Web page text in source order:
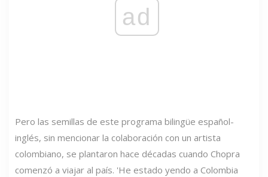
ad
Pero las semillas de este programa bilingüe español-
inglés, sin mencionar la colaboración con un artista
colombiano, se plantaron hace décadas cuando Chopra
comenzó a viajar al país. 'He estado yendo a Colombia